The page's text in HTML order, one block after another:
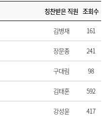
칭찬받은 직원 조회수
김병재 161
장문종 241
구대림 98
김태훈 592
강성윤 417